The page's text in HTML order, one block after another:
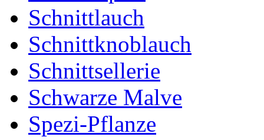
Schnittlauch
Schnittknoblauch
Schnittsellerie
Schwarze Malve
Spezi-Pflanze